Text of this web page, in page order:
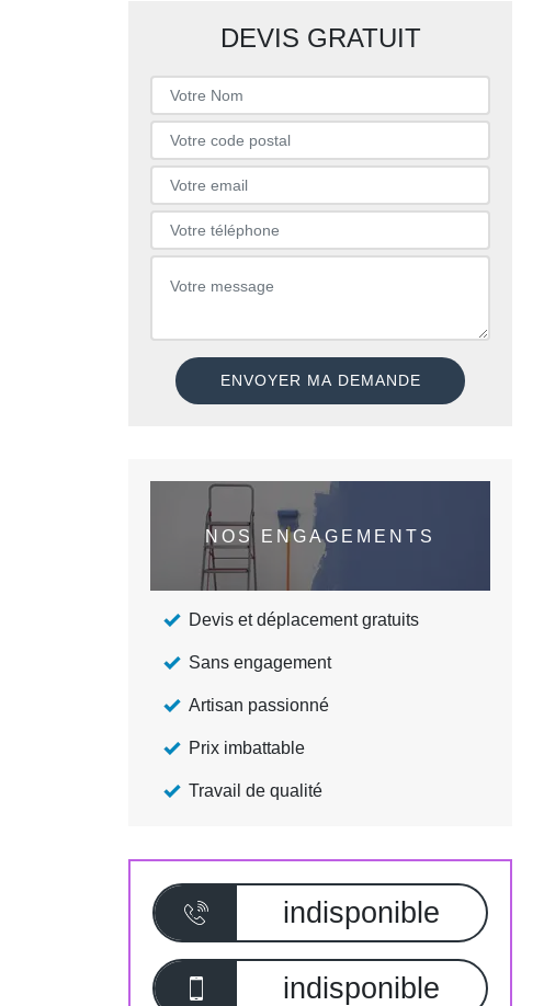
DEVIS GRATUIT
NOS ENGAGEMENTS
Devis et déplacement gratuits
Sans engagement
Artisan passionné
Prix imbattable
Travail de qualité
indisponible
indisponible